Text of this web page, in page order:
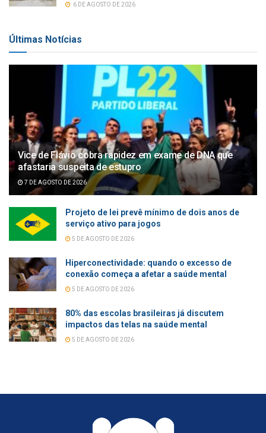
6 DE AGOSTO DE 2026
Últimas Notícias
Vice de Flávio cobra rapidez em exame de DNA que
afastaria suspeita de estupro
7 DE AGOSTO DE 2026
Projeto de lei prevê mínimo de dois anos de
serviço ativo para jogos
5 DE AGOSTO DE 2026
Hiperconectividade: quando o excesso de
conexão começa a afetar a saúde mental
5 DE AGOSTO DE 2026
80% das escolas brasileiras já discutem
impactos das telas na saúde mental
5 DE AGOSTO DE 2026